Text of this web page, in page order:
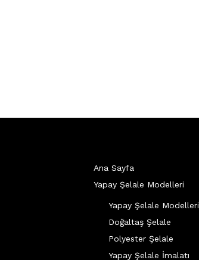
Ana Sayfa
Yapay Şelale Modelleri
Yapay Şelale Modelleri
Doğaltaş Şelale
Polyester Şelale
Yapay Şelale İmalatı